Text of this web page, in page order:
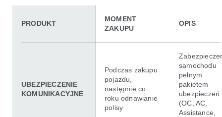
PRODUKT
MOMENT
ZAKUPU
OPIS
UBEZPIECZENIE
KOMUNIKACYJNE
Podczas zakupu
pojazdu,
następnie co
roku odnawianie
polisy
samochodu
pełnym
pakietem
ubezpieczeń
(OC, AC,
Assistance,